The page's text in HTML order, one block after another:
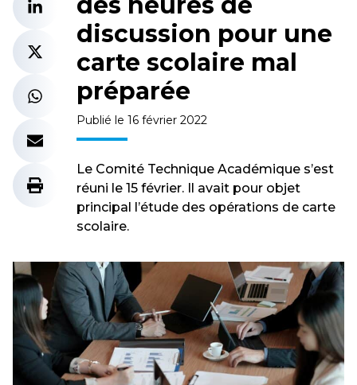
discussion pour une
carte scolaire mal
préparée
Publié le 16 février 2022
Le Comité Technique Académique s’est
réuni le 15 février. Il avait pour objet
principal l’étude des opérations de carte
scolaire.